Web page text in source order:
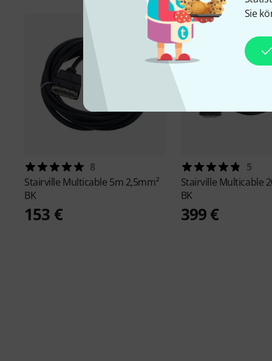
Sie
8
Stairville Multicable 5m 2,5mm²
BK
153 €
5
Stairville Multicable
BK
399 €